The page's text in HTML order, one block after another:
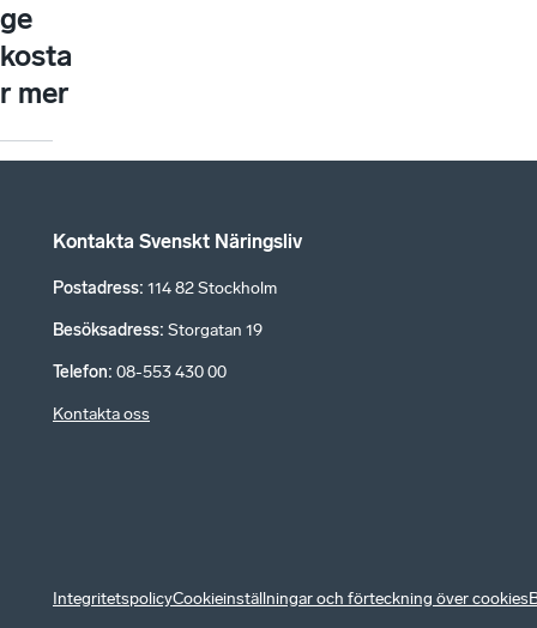
ge
kosta
r mer
Kontakta Svenskt Näringsliv
Postadress: 114 82 Stockholm
Besöksadress: Storgatan 19
Telefon: 08-553 430 00
Kontakta oss
IntegritetspolicyCookieinställningar och förteckning över cookies